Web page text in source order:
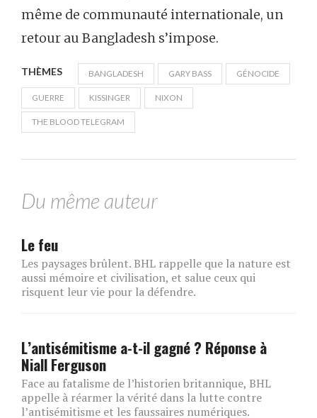
même de communauté internationale, un
retour au Bangladesh s’impose.
THÈMES BANGLADESH GARY BASS GÉNOCIDE
GUERRE KISSINGER NIXON
THE BLOOD TELEGRAM
Du même auteur
Le feu
Les paysages brûlent. BHL rappelle que la nature est
aussi mémoire et civilisation, et salue ceux qui
risquent leur vie pour la défendre.
L’antisémitisme a-t-il gagné ? Réponse à
Niall Ferguson
Face au fatalisme de l’historien britannique, BHL
appelle à réarmer la vérité dans la lutte contre
l’antisémitisme et les faussaires numériques.